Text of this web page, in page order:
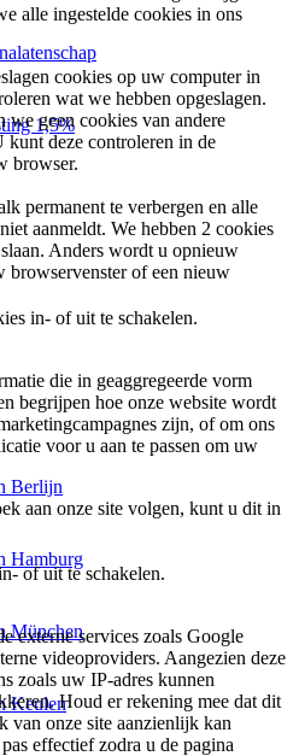
1,5%
Berlijn
Hamburg
München
Keulen
alle ingestelde cookies in ons
cookies op uw computer in
wat we hebben opgeslagen.
we geen cookies van andere
deze controleren in de
browser.
permanent te verbergen en alle
aanmeldt. We hebben 2 cookies
Anders wordt u opnieuw
browservenster of een nieuw
in- of uit te schakelen.
die in geaggregeerde vorm
begrijpen hoe onze website wordt
zijn, of om ons
voor u aan te passen om uw
aan onze site volgen, kunt u dit in
of uit te schakelen.
externe services zoals Google
videoproviders. Aangezien deze
zoals uw IP-adres kunnen
Houd er rekening mee dat dit
van onze site aanzienlijk kan
effectief zodra u de pagina